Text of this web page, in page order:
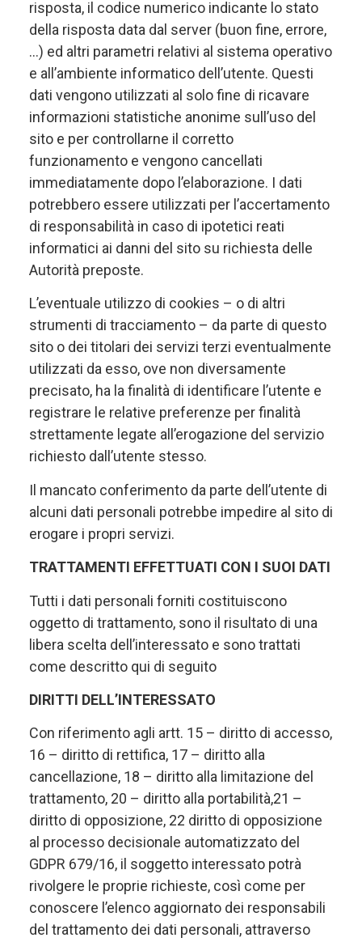
risposta, il codice numerico indicante lo stato
della risposta data dal server (buon fine, errore,
…) ed altri parametri relativi al sistema operativo
e all’ambiente informatico dell’utente. Questi
dati vengono utilizzati al solo fine di ricavare
informazioni statistiche anonime sull’uso del
sito e per controllarne il corretto
funzionamento e vengono cancellati
immediatamente dopo l’elaborazione. I dati
potrebbero essere utilizzati per l’accertamento
di responsabilità in caso di ipotetici reati
informatici ai danni del sito su richiesta delle
Autorità preposte.
L’eventuale utilizzo di cookies – o di altri
strumenti di tracciamento – da parte di questo
sito o dei titolari dei servizi terzi eventualmente
utilizzati da esso, ove non diversamente
precisato, ha la finalità di identificare l’utente e
registrare le relative preferenze per finalità
strettamente legate all’erogazione del servizio
richiesto dall’utente stesso.
Il mancato conferimento da parte dell’utente di
alcuni dati personali potrebbe impedire al sito di
erogare i propri servizi.
TRATTAMENTI EFFETTUATI CON I SUOI DATI
Tutti i dati personali forniti costituiscono
oggetto di trattamento, sono il risultato di una
libera scelta dell’interessato e sono trattati
come descritto qui di seguito
DIRITTI DELL’INTERESSATO
Con riferimento agli artt. 15 – diritto di accesso,
16 – diritto di rettifica, 17 – diritto alla
cancellazione, 18 – diritto alla limitazione del
trattamento, 20 – diritto alla portabilità,21 –
diritto di opposizione, 22 diritto di opposizione
al processo decisionale automatizzato del
GDPR 679/16, il soggetto interessato potrà
rivolgere le proprie richieste, così come per
conoscere l’elenco aggiornato dei responsabili
del trattamento dei dati personali, attraverso